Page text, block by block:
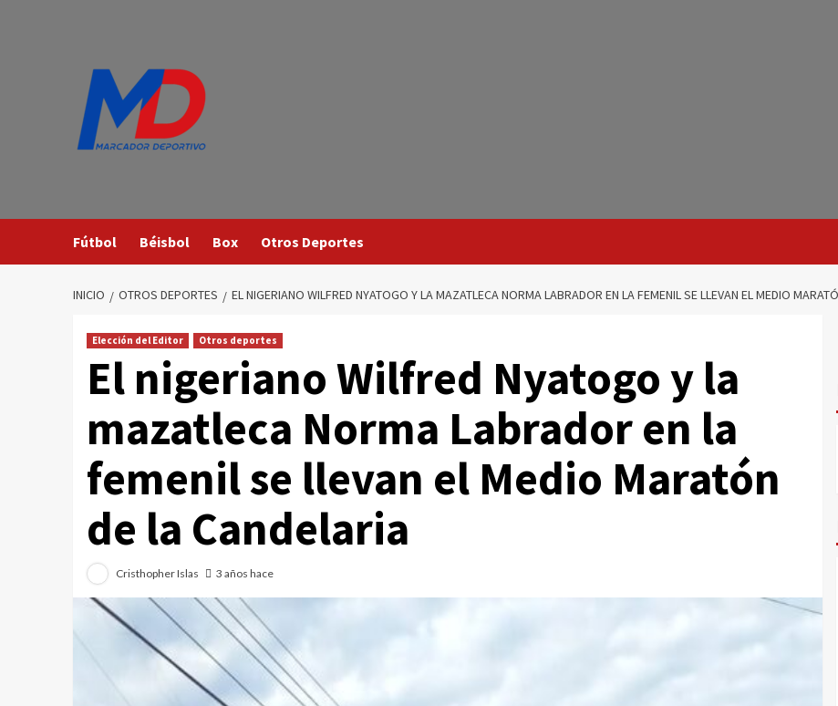
Fútbol Béisbol Box Otros Deportes
INICIO OTROS DEPORTES EL NIGERIANO WILFRED NYATOGO Y LA MAZATLECA NORMA LABRADOR EN LA FEMENIL SE LLEVAN EL MEDIO
Elección del Editor Otros deportes
El nigeriano Wilfred Nyatogo y la
mazatleca Norma Labrador en la
femenil se llevan el Medio Maratón
de la Candelaria
Cristhopher Islas 3 años hace